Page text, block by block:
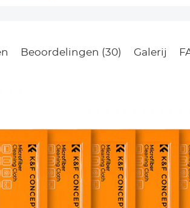
Beoordelingen (30) Galerij